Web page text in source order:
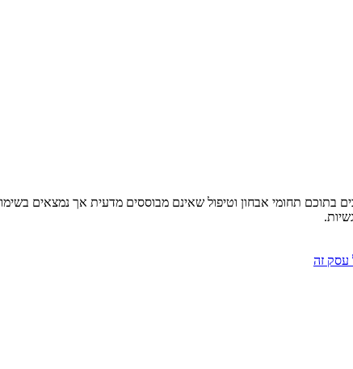
בתוכם תחומי אבחון וטיפול שאינם מבוססים מדעית אך נמצאים
עסק זה